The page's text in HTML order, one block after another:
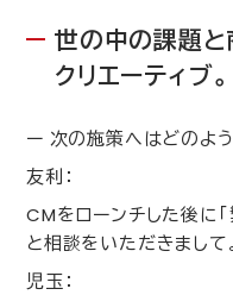
世の中の課題
クリエーティブ。
ー 次の施策へはどのよ
友利：
CMをローンチした後に
と相談をいただきまして
児玉：